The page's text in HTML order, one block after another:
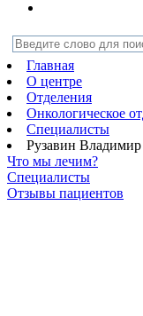
Главная
О центре
Отделения
Онкологическое
Специалисты
Рузавин
Что мы лечим?
Специалисты
Отзывы пациентов